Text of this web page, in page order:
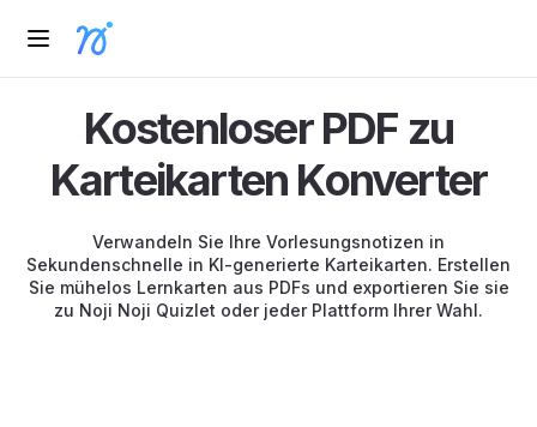
Kostenloser PDF zu
Karteikarten Konverter
Verwandeln Sie Ihre Vorlesungsnotizen in
Sekundenschnelle in KI-generierte Karteikarten. Erstellen
Sie mühelos Lernkarten aus PDFs und exportieren Sie sie
zu Noji Noji Quizlet oder jeder Plattform Ihrer Wahl.